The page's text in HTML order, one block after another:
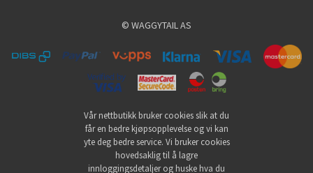
© WAGGYTAIL AS
Vår nettbutikk bruker cookies slik at du
får en bedre kjøpsopplevelse og vi kan
yte deg bedre service. Vi bruker cookies
hovedsaklig til å lagre
innloggingsdetaljer og huske hva du